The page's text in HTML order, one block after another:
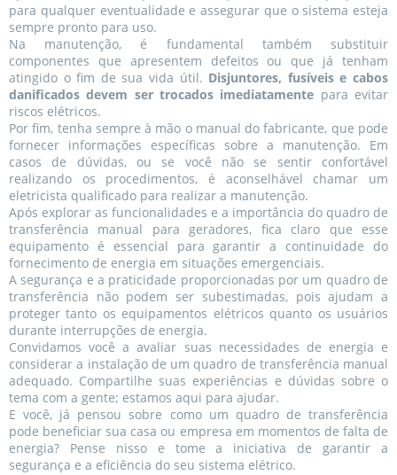
para qualquer eventualidade e assegurar que o sistema esteja
sempre pronto para uso.
Na manutenção, é fundamental também substituir
componentes que apresentem defeitos ou que já tenham
atingido o fim de sua vida útil. Disjuntores, fusíveis e cabos
danificados devem ser trocados imediatamente para evitar
riscos elétricos.
Por fim, tenha sempre à mão o manual do fabricante, que pode
fornecer informações específicas sobre a manutenção. Em
casos de dúvidas, ou se você não se sentir confortável
realizando os procedimentos, é aconselhável chamar um
eletricista qualificado para realizar a manutenção.
Após explorar as funcionalidades e a importância do quadro de
transferência manual para geradores, fica claro que esse
equipamento é essencial para garantir a continuidade do
fornecimento de energia em situações emergenciais.
A segurança e a praticidade proporcionadas por um quadro de
transferência não podem ser subestimadas, pois ajudam a
proteger tanto os equipamentos elétricos quanto os usuários
durante interrupções de energia.
Convidamos você a avaliar suas necessidades de energia e
considerar a instalação de um quadro de transferência manual
adequado. Compartilhe suas experiências e dúvidas sobre o
tema com a gente; estamos aqui para ajudar.
E você, já pensou sobre como um quadro de transferência
pode beneficiar sua casa ou empresa em momentos de falta de
energia? Pense nisso e tome a iniciativa de garantir a
segurança e a eficiência do seu sistema elétrico.